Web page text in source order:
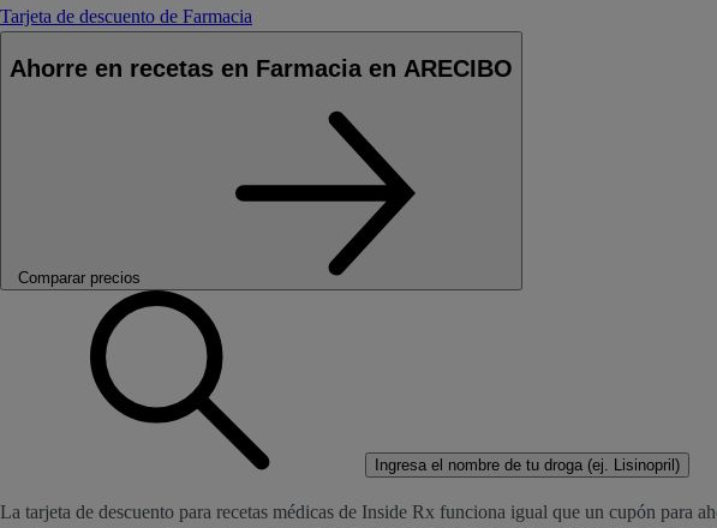
Tarjeta de descuento de Farmacia
Ahorre en recetas en Farmacia en ARECIBO
Comparar precios
Ingresa el nombre de tu droga (ej. Lisinopril)
La tarjeta de descuento para recetas médicas de Inside Rx funciona igual que un cupón para